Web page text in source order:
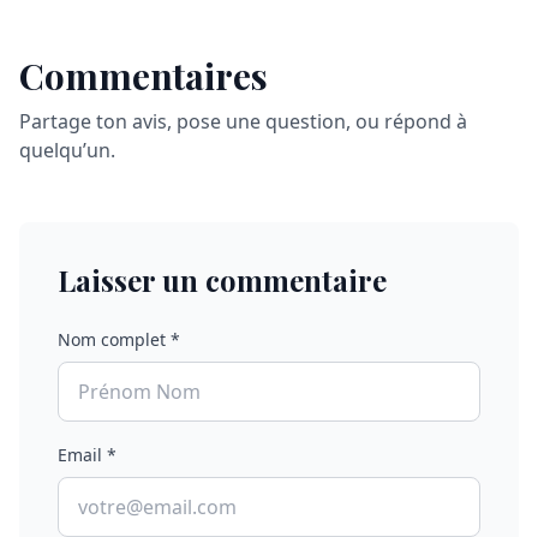
Commentaires
Partage ton avis, pose une question, ou répond à
quelqu’un.
Laisser un commentaire
Nom complet *
Email *